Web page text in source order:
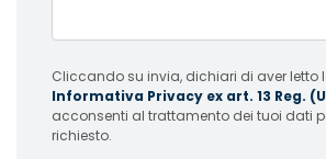
Cliccando su invia, dichiari di aver letto
Informativa Privacy ex art. 13 Reg.
acconsenti al trattamento dei tuoi dati
richiesto.